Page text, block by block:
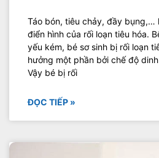
Táo bón, tiêu chảy, đầy bụng,…
điển hình của rối loạn tiêu hóa.
yếu kém, bé sơ sinh bị rối loạn
hưởng một phần bởi chế độ
Vậy bé bị rối
ĐỌC TIẾP »